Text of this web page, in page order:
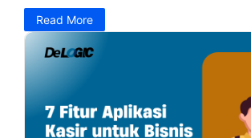
Read More